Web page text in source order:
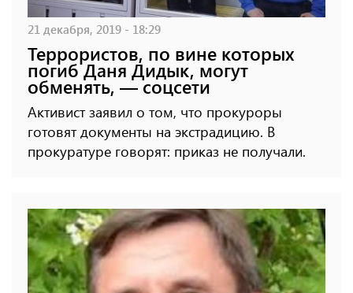
21 декабря, 2019 - 18:29
Террористов, по вине которых
погиб Даня Дидык, могут
обменять, — соцсети
Активист заявил о том, что прокуроры
готовят документы на экстрадицию. В
прокуратуре говорят: приказ не получали.